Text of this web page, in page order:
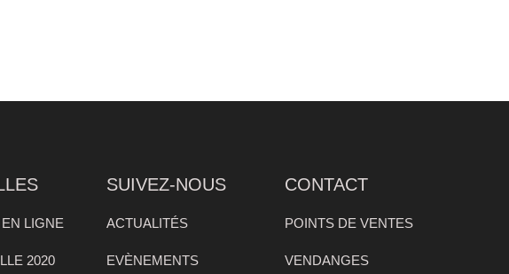
LIGNE
2020
SUIVEZ-NOUS
ACTUALITÉS
EVÈNEMENTS
CONTACT
POINTS DE VENTES
VENDANGES